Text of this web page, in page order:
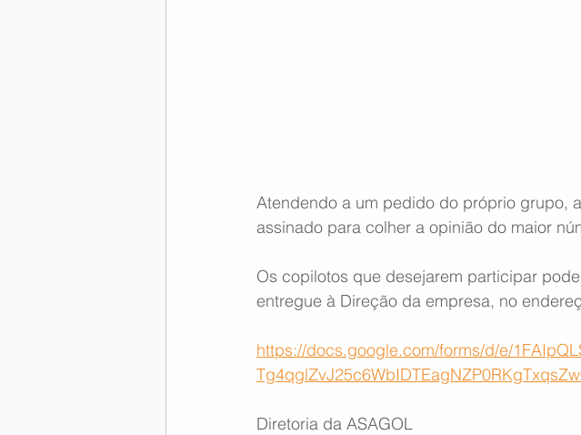
Atendendo a um pedido do próprio grupo,
assinado para colher a opinião do maior
Os copilotos que desejarem participar
entregue à Direção da empresa, no
https://docs.google.com/forms/d/e/
Diretoria da ASAGOL